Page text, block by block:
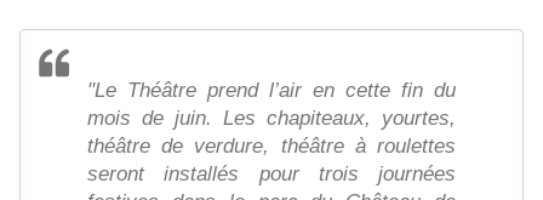
"Le Théâtre prend l’air en cette fin du
mois de juin. Les chapiteaux, yourtes,
théâtre de verdure, théâtre à roulettes
seront installés pour trois journées